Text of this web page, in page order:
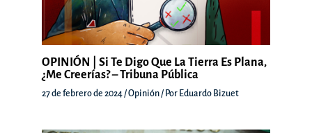
OPINIÓN | Si Te Digo Que La Tierra Es Plana,
¿Me Creerías? – Tribuna Pública
27 de febrero de 2024/Opinión/ Por Eduardo Bizuet